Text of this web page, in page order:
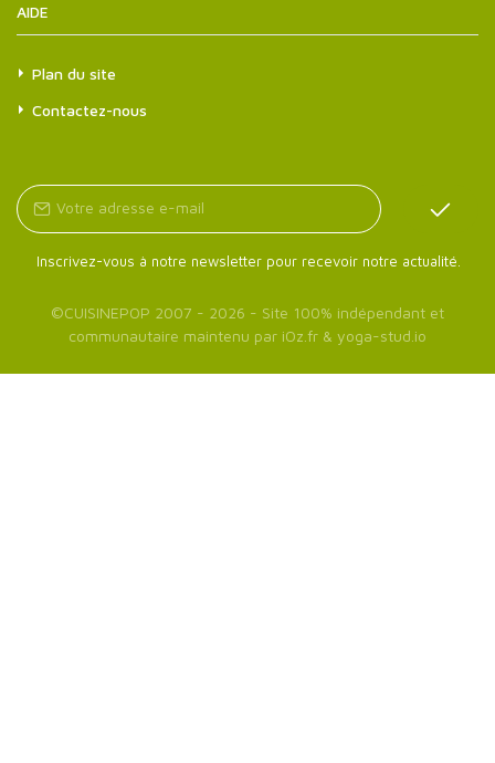
AIDE
Plan du site
Contactez-nous
Inscrivez-vous à notre newsletter pour recevoir notre actualité.
©CUISINEPOP 2007 - 2026 - Site 100% indépendant et
communautaire maintenu par iOz.fr & yoga-stud.io